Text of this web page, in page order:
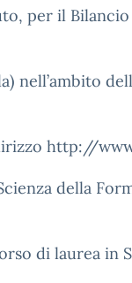
per il
nell’ambito
http://
della
di laurea in